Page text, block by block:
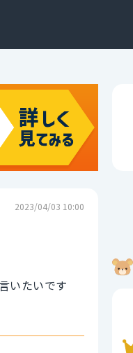
2023/04/03 10:00
いたいです